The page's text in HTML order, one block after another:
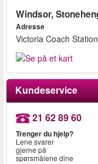
Windsor,
Adresse
Victoria Coach
Kundeservice
21 62 89 60
Trenger du hjelp?
Lene svarer
gjerne på
spørsmålene dine